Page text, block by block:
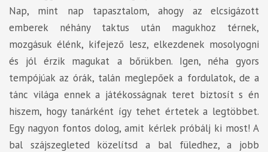
Nap, mint nap tapasztalom, ahogy az elcsigázott
emberek néhány taktus után magukhoz térnek,
mozgásuk élénk, kifejező lesz, elkezdenek mosolyogni
és jól érzik magukat a bőrükben. Igen, néha gyors
tempójúak az órák, talán meglepőek a fordulatok, de a
tánc világa ennek a játékosságnak teret biztosít s én
hiszem, hogy tanárként így tehet értetek a legtöbbet.
Egy nagyon fontos dolog, amit kérlek próbálj ki most! A
bal szájszegleted közelítsd a bal füledhez, a jobb